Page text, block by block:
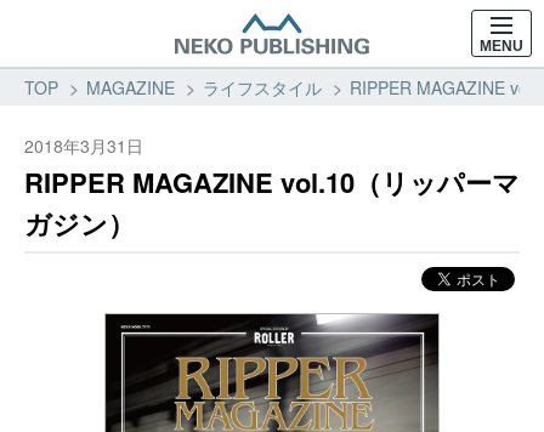
MENU
TOP MAGAZINE ライフスタイル RIPPER MAGAZINE
2018年3月31日
RIPPER MAGAZINE vol.10（リッパーマ
ガジン）